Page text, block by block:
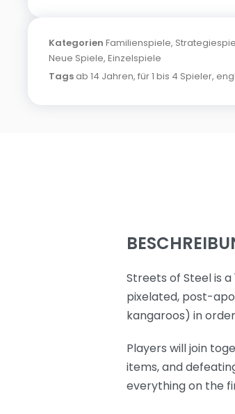
Kategorien Familienspiele,
Neue Spiele, Einzelspiele
Tags ab 14 Jahren, für 1 bis 4 Spieler,
Streets of Steel is
pixelated, post-
kangaroos) in
Players will join
items, and
everything on the